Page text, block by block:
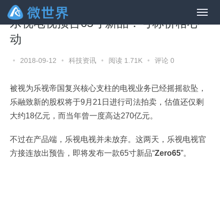
乐视电视预告65寸新品：号称价格心
动
• 2018-09-12 • 科技资讯 • 阅读 1.71K • 评论 0
被视为乐视帝国复兴核心支柱的电视业务已经摇摇欲坠，
乐融致新的股权将于9月21日进行司法拍卖，估值还仅剩
大约18亿元，而当年曾一度高达270亿元。
不过在产品端，乐视电视并未放弃。这两天，乐视电视官
方接连放出预告，即将发布一款65寸新品“Zero65”。